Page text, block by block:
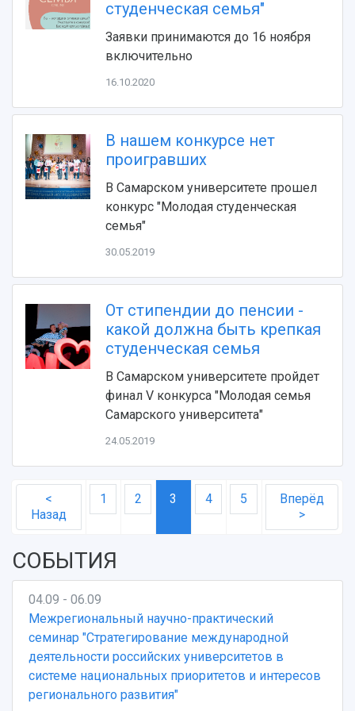
Устойчивое развитие
3D-тур по университету
Учебный аэродром
Центр истории авиационных двигателей
Ботанический сад
Умный дом бабочек
Международный межвузовский кампус
Сведения об образовательной организации
Официальные документы
Противодействие COVID-19
деятельности
Журналы Самарского университета
Научные конференции
Публикации и издания
студенческая семья"
Заявки принимаются до 16 ноября
включительно
16.10.2020
В нашем конкурсе нет
проигравших
В Самарском университете прошел
конкурс "Молодая студенческая
семья"
30.05.2019
От стипендии до пенсии -
какой должна быть крепкая
студенческая семья
В Самарском университете пройдет
финал V конкурса "Молодая семья
Самарского университета"
24.05.2019
<
Назад
1 2 3 4 5
Вперёд
>
СОБЫТИЯ
04.09 - 06.09
Межрегиональный научно-практический
семинар "Стратегирование международной
деятельности российских университетов в
системе национальных приоритетов и интересов
регионального развития"